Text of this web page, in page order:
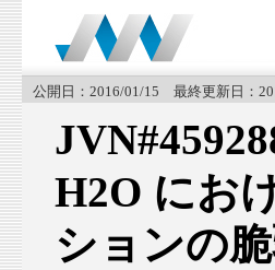
公開日：2016/01/15 最終更新日：
H2O にお
ションの